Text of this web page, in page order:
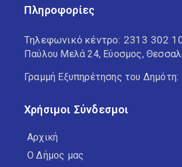
Πληροφορίες
Τηλεφωνικό κέντρο: 2313 302
Παύλου Μελά 24, Εύοσμος,
Γραμμή Εξυπηρέτησης του Δημότη:
Χρήσιμοι Σύνδεσμοι
Αρχική
Ο Δήμος μας